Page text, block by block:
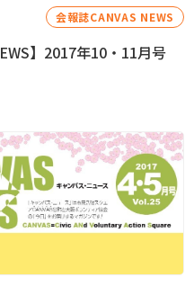
会報誌CANVAS NEWS
】2017年10・11月号